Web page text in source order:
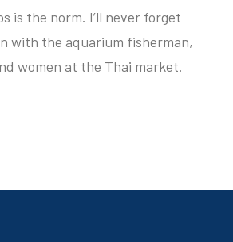
is the norm. I’ll never forget
with the aquarium fisherman,
women at the Thai market.